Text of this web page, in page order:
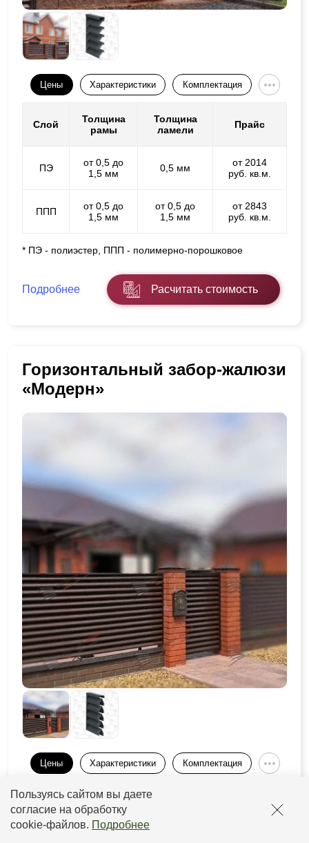
Пользуясь сайтом вы даете
согласие на обработку
cookie-файлов. Подробнее
Цены Характеристики Комплектация
Слой
Толщина
рамы
Толщина
ламели
Прайс
ПЭ
от 0,5 до
1,5 мм
0,5 мм
от 2014
руб. кв.м.
ППП
от 0,5 до
1,5 мм
от 0,5 до
1,5 мм
от 2843
руб. кв.м.
* ПЭ - полиэстер, ППП - полимерно-порошковое
Подробнее Расчитать стоимость
Горизонтальный забор-жалюзи
«Модерн»
Цены Характеристики Комплектация
Слой
Толщина
рамы